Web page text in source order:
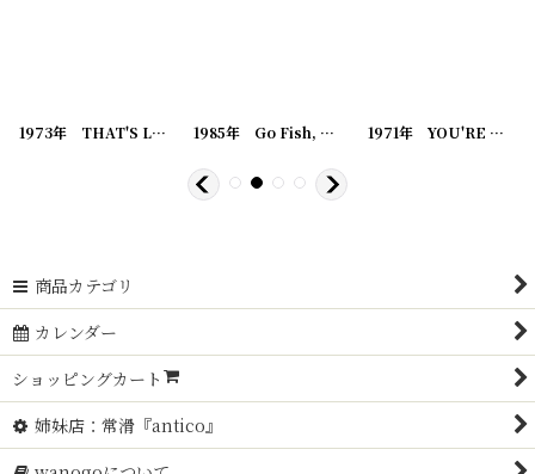
[20221220-4] 20221220-11] [
1973年 THAT'S LIFE, SNOOPY PEANUTS スヌーピー ビンテージコミック 1985年 Go Fish, SNOOPY PEANUTS スヌーピー ビンテージコミック 1971年 YOU'RE NOT FOR REAL, SNOOPY PEANUTS スヌーピー ビンテージコミック
商品カテゴリ
カレンダー
ショッピングカート
姉妹店：常滑『antico』